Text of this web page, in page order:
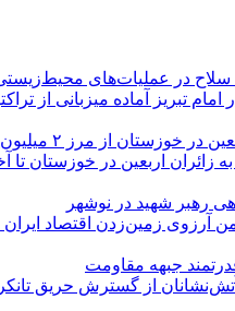
امام تبریز آماده میزبانی از
خوزستان از مرز ۲ میلیون گذشت
زائران اربعین در خوزستان تا
رهبر شهید در نوشهر
آرزوی زمین‌زدن اقتصاد ایران
جبهه مقاومت
از گسترش حریق تانکر